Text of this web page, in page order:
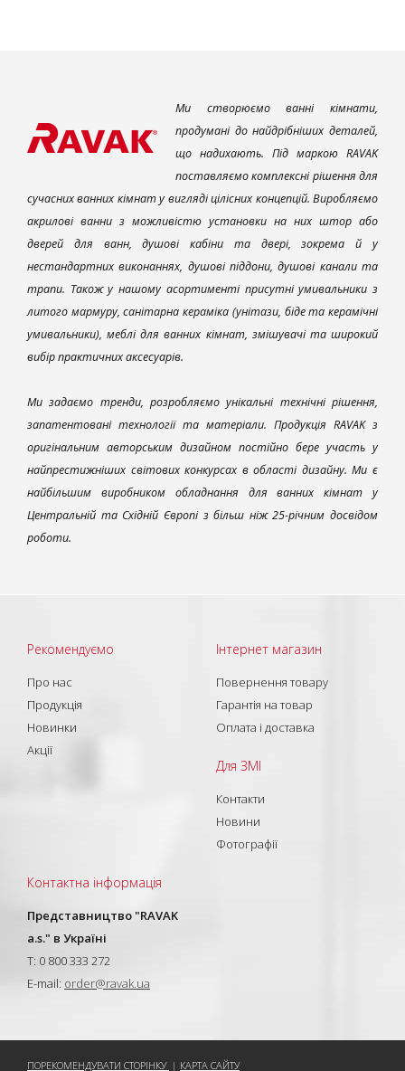
Ми створюємо ванні кімнати,
продумані до найдрібніших деталей,
що надихають. Під маркою RAVAK
поставляємо комплексні рішення для
сучасних ванних кімнат у вигляді цілісних концепцій. Виробляємо
акрилові ванни з можливістю установки на них штор або
дверей для ванн, душові кабіни та двері, зокрема й у
нестандартних виконаннях, душові піддони, душові канали та
трапи. Також у нашому асортименті присутні умивальники з
литого мармуру, санітарна кераміка (унітази, біде та керамічні
умивальники), меблі для ванних кімнат, змішувачі та широкий
вибір практичних аксесуарів.
Ми задаємо тренди, розробляємо унікальні технічні рішення,
запатентовані технології та матеріали. Продукція RAVAK з
оригінальним авторським дизайном постійно бере участь у
найпрестижніших світових конкурсах в області дизайну. Ми є
найбільшим виробником обладнання для ванних кімнат у
Центральній та Східній Європі з більш ніж 25-річним досвідом
роботи.
Рекомендуємо
Про нас
Продукція
Новинки
Акції
Інтернет магазин
Повернення товару
Гарантія на товар
Оплата і доставка
Для ЗМІ
Контакти
Новини
Фотографії
Контактна інформація
Представництво "RAVAK
a.s." в Україні
T: 0 800 333 272
E-mail: order@ravak.ua
ПОРЕКОМЕНДУВАТИ СТОРІНКУ | КАРТА САЙТУ